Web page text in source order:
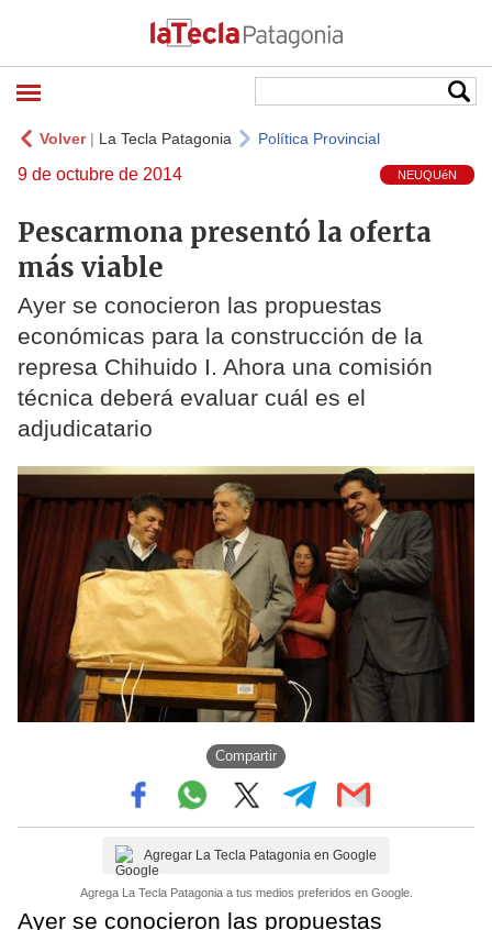
Volver| La Tecla Patagonia Política Provincial
9 de octubre de 2014 NEUQUéN
Pescarmona presentó la oferta
más viable
Ayer se conocieron las propuestas
económicas para la construcción de la
represa Chihuido I. Ahora una comisión
técnica deberá evaluar cuál es el
adjudicatario
Compartir
Agregar La Tecla Patagonia en Google
Agrega La Tecla Patagonia a tus medios preferidos en Google.
Ayer se conocieron las propuestas